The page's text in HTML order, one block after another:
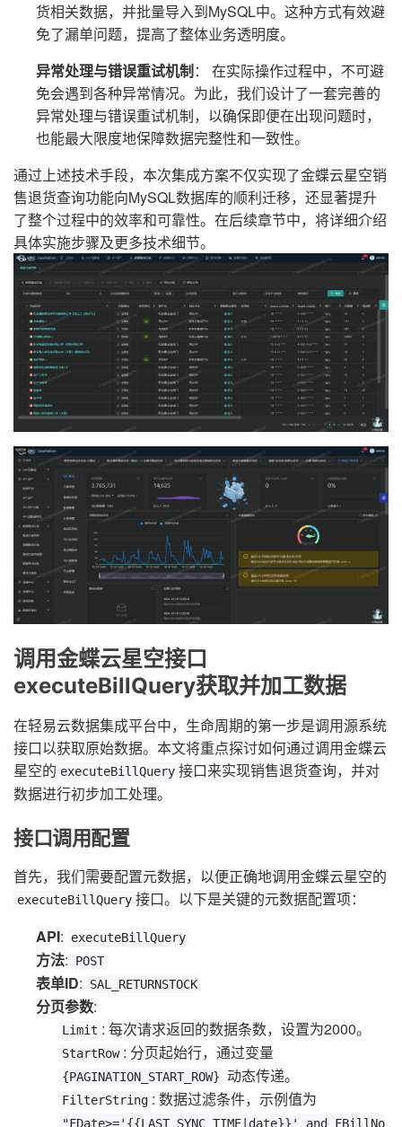
货相关数据，并批量导入到MySQL中。这种方式有效避
免了漏单问题，提高了整体业务透明度。
异常处理与错误重试机制： 在实际操作过程中，不可避
免会遇到各种异常情况。为此，我们设计了一套完善的
异常处理与错误重试机制，以确保即便在出现问题时，
也能最大限度地保障数据完整性和一致性。
通过上述技术手段，本次集成方案不仅实现了金蝶云星空销
售退货查询功能向MySQL数据库的顺利迁移，还显著提升
了整个过程中的效率和可靠性。在后续章节中，将详细介绍
具体实施步骤及更多技术细节。
调用金蝶云星空接口
executeBillQuery获取并加工数据
在轻易云数据集成平台中，生命周期的第一步是调用源系统
接口以获取原始数据。本文将重点探讨如何通过调用金蝶云
星空的 executeBillQuery 接口来实现销售退货查询，并对
数据进行初步加工处理。
接口调用配置
首先，我们需要配置元数据，以便正确地调用金蝶云星空的
executeBillQuery 接口。以下是关键的元数据配置项：
API: executeBillQuery
方法: POST
表单ID: SAL_RETURNSTOCK
分页参数:
Limit : 每次请求返回的数据条数，设置为2000。
StartRow : 分页起始行，通过变量
{PAGINATION_START_ROW} 动态传递。
FilterString : 数据过滤条件，示例值为
"FDate>='{{LAST_SYNC_TIME|date}}' and FBillNo